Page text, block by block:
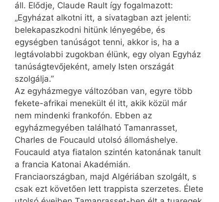
áll. Elődje, Claude Rault így fogalmazott:
„Egyházat alkotni itt, a sivatagban azt jelenti:
belekapaszkodni hitünk lényegébe, és
egységben tanúságot tenni, akkor is, ha a
legtávolabbi zugokban élünk, egy olyan Egyház
tanúságtevőjeként, amely Isten országát
szolgálja.”
Az egyházmegye változóban van, egyre több
fekete-afrikai menekült él itt, akik közül már
nem mindenki frankofón. Ebben az
egyházmegyében található Tamanrasset,
Charles de Foucauld utolsó állomáshelye.
Foucauld atya fiatalon szintén katonának tanult
a francia Katonai Akadémián.
Franciaországban, majd Algériában szolgált, s
csak ezt követően lett trappista szerzetes. Élete